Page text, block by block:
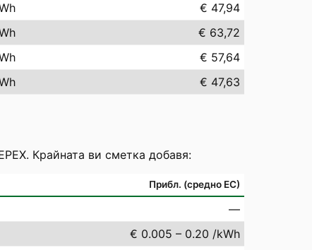
€ 47,94
€ 63,72
€ 57,64
€ 47,63
Крайната ви сметка добавя:
Прибл. (средно ЕС)
—
€ 0.005 – 0.20 /kWh